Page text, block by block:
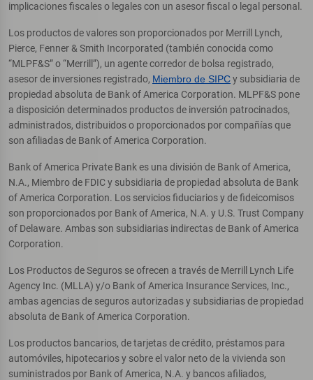
implicaciones fiscales o legales con un asesor fiscal o legal personal.
Los productos de valores son proporcionados por Merrill Lynch,
Pierce, Fenner & Smith Incorporated (también conocida como
“MLPF&S” o “Merrill”), un agente corredor de bolsa registrado,
asesor de inversiones registrado, Miembro de SIPCy subsidiaria de
propiedad absoluta de Bank of America Corporation. MLPF&S pone
a disposición determinados productos de inversión patrocinados,
administrados, distribuidos o proporcionados por compañías que
son afiliadas de Bank of America Corporation.
Bank of America Private Bank es una división de Bank of America,
N.A., Miembro de FDIC y subsidiaria de propiedad absoluta de Bank
of America Corporation. Los servicios fiduciarios y de fideicomisos
son proporcionados por Bank of America, N.A. y U.S. Trust Company
of Delaware. Ambas son subsidiarias indirectas de Bank of America
Corporation.
Los Productos de Seguros se ofrecen a través de Merrill Lynch Life
Agency Inc. (MLLA) y/o Bank of America Insurance Services, Inc.,
ambas agencias de seguros autorizadas y subsidiarias de propiedad
absoluta de Bank of America Corporation.
Los productos bancarios, de tarjetas de crédito, préstamos para
automóviles, hipotecarios y sobre el valor neto de la vivienda son
suministrados por Bank of America, N.A. y bancos afiliados,